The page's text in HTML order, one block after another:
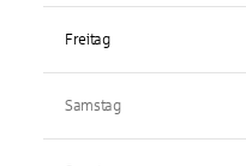
Freitag
Samstag